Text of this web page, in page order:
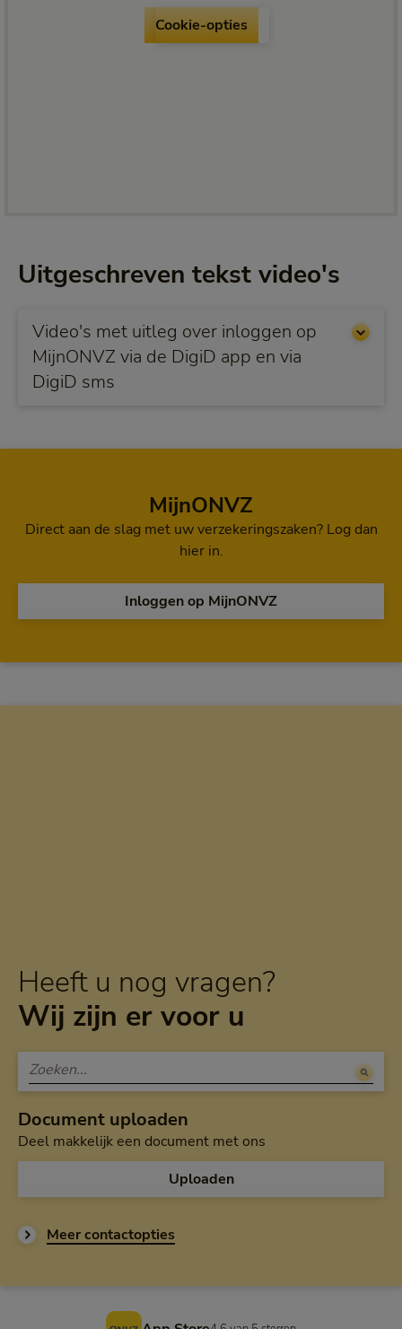
Cookie-optiesCookie-opties
Uitgeschreven tekst video's
Video's met uitleg over inloggen op
MijnONVZ via de DigiD app en via
DigiD sms
MijnONVZ
Direct aan de slag met uw verzekeringszaken? Log dan
hier in.
Inloggen op MijnONVZ
Heeft u nog vragen?
Wij zijn er voor u
Document uploaden
Deel makkelijk een document met ons
Uploaden
Meer contactopties